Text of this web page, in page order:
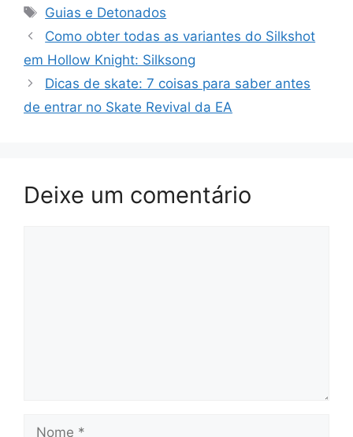
Tags
Guias e Detonados
Como obter todas as variantes do Silkshot
em Hollow Knight: Silksong
Dicas de skate: 7 coisas para saber antes
de entrar no Skate Revival da EA
Deixe um comentário